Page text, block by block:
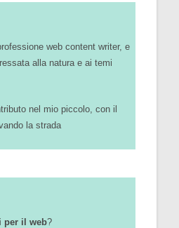
web content writer, e
alla natura e ai temi
nel mio piccolo, con il
la strada
per il web?